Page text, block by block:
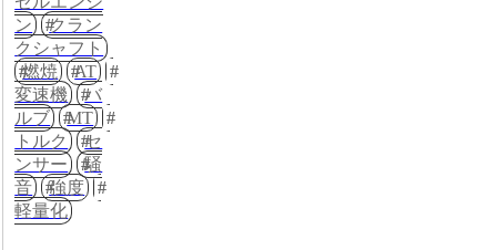
ン
クラン
クシャフト
燃焼
AT
変速機
バ
ルブ
MT
トルク
セ
ンサー
騒
音
強度
軽量化